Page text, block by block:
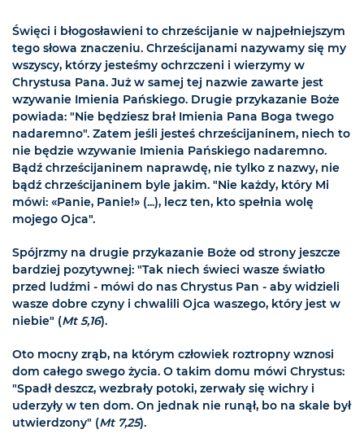
Święci i błogosławieni to chrześcijanie w najpełniejszym
tego słowa znaczeniu. Chrześcijanami nazywamy się my
wszyscy, którzy jesteśmy ochrzczeni i wierzymy w
Chrystusa Pana. Już w samej tej nazwie zawarte jest
wzywanie Imienia Pańskiego. Drugie przykazanie Boże
powiada: "Nie będziesz brał Imienia Pana Boga twego
nadaremno". Zatem jeśli jesteś chrześcijaninem, niech to
nie będzie wzywanie Imienia Pańskiego nadaremno.
Bądź chrześcijaninem naprawdę, nie tylko z nazwy, nie
bądź chrześcijaninem byle jakim. "Nie każdy, który Mi
mówi: «Panie, Panie!» (...), lecz ten, kto spełnia wolę
mojego Ojca".
Spójrzmy na drugie przykazanie Boże od strony jeszcze
bardziej pozytywnej: "Tak niech świeci wasze światło
przed ludźmi - mówi do nas Chrystus Pan - aby widzieli
wasze dobre czyny i chwalili Ojca waszego, który jest w
niebie" (Mt 5,16).
Oto mocny zrąb, na którym człowiek roztropny wznosi
dom całego swego życia. O takim domu mówi Chrystus:
"Spadł deszcz, wezbrały potoki, zerwały się wichry i
uderzyły w ten dom. On jednak nie runął, bo na skale był
utwierdzony" (Mt 7,25).